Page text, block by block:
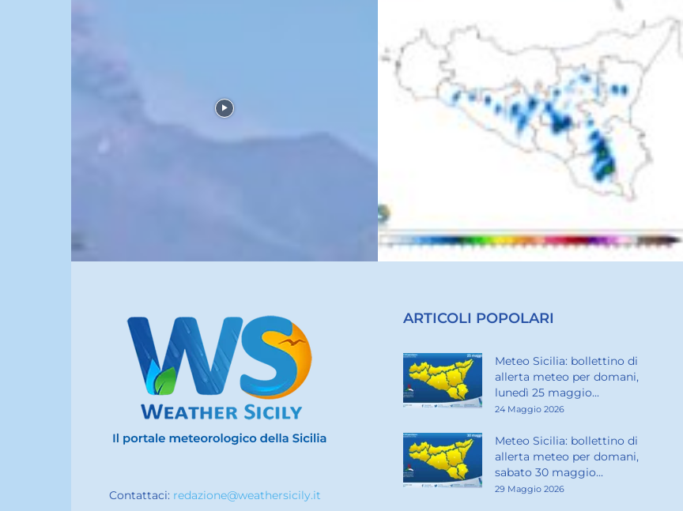
Contattaci: redazione@weathersicily.it
ARTICOLI POPOLARI
Meteo Sicilia: bollettino di
allerta meteo per domani,
lunedì 25 maggio...
24 Maggio 2026
Meteo Sicilia: bollettino di
allerta meteo per domani,
sabato 30 maggio...
29 Maggio 2026